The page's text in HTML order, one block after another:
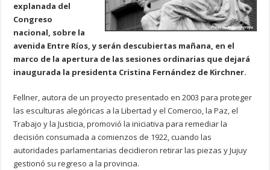
explanada del
Congreso
nacional, sobre la
avenida Entre Ríos, y serán descubiertas mañana, en el
marco de la apertura de las sesiones ordinarias que dejará
inaugurada la presidenta Cristina Fernández de Kirchner.
Fellner, autora de un proyecto presentado en 2003 para proteger
las esculturas alegóricas a la Libertad y el Comercio, la Paz, el
Trabajo y la Justicia, promovió la iniciativa para remediar la
decisión consumada a comienzos de 1922, cuando las
autoridades parlamentarias decidieron retirar las piezas y Jujuy
gestionó su regreso a la provincia.